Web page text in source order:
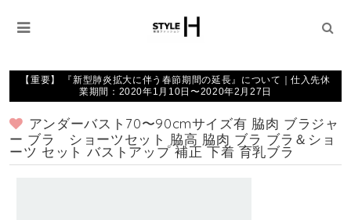
【重要】 『新型肺炎拡大に伴う春節期間の延長』について｜仕入先休
業期間：2020年1月10日〜2020年2月27日
アンダーバスト70〜90cmサイズ有 脇肉 ブラジャ
ー ブラ ショーツセット 脇高 脇肉 ブラ ブラ＆ショ
ーツ セット バストアップ 補正 下着 育乳ブラ